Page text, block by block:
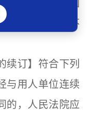
支付未订立无固
的，人民法院不
续订】符合下列
与用人单位连续
的，人民法院应